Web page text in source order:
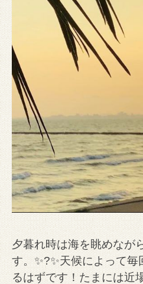
夕暮れ時は海を眺めなが
す。✨?✨天候によって毎
るはずです！ たまには近